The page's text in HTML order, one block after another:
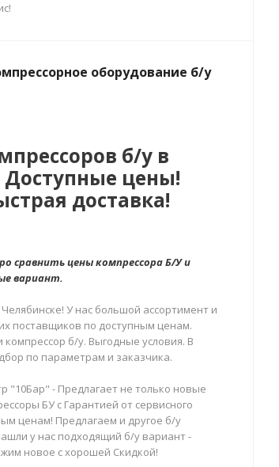
оборудование б/у
б/у в
Доступные цены!
доставка!
сравнить цены компрессора Б/У и
вариант.
У нас большой ассортимент и
поставщиков по доступным ценам.
б/у. Выгодные условия. В
по параметрам и заказчика.
"10Бар" - Предлагает не только новые
БУ с Гарантией от сервисного
ценам! Предлагаем и другое б/у
у нас подходящий б/у вариант -
новое с хорошей Скидкой!